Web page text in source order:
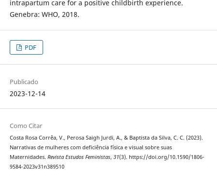
intrapartum care for a positive childbirth experience.
Genebra: WHO, 2018.
PDF
Publicado
2023-12-14
Como Citar
Costa Rosa Corrêa, V., Perosa Saigh Jurdi, A., & Baptista da Silva, C. C. (2023).
Narrativas de mulheres com deficiência física e visual sobre suas
Maternidades. Revista Estudos Feministas, 31(3). https://doi.org/10.1590/1806-
9584-2023v31n389510